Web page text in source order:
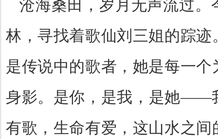
沧海桑田，岁月无声流过。
林，寻找着歌仙刘三姐的踪
是传说中的歌者，她是每一
身影。是你，是我，是她——
有歌，生命有爱，这山水之